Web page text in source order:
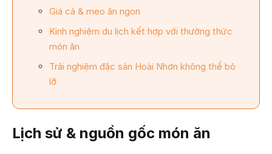
Giá cả & mẹo ăn ngon
Kinh nghiệm du lịch kết hợp với thưởng thức
món ăn
Trải nghiệm đặc sản Hoài Nhơn không thể bỏ
lỡ
Lịch sử & nguồn gốc món ăn